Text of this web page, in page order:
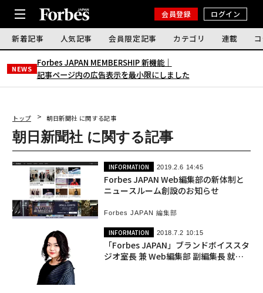
会員登録 ログイン
新着記事 人気記事 会員限定記事 カテゴリ 連載
NEWS
Forbes JAPAN MEMBERSHIP 新機能｜
記事ページ内の広告表示を最小限にしました
トップ 朝日新聞社 に関する記事
朝日新聞社 に関する記事
INFORMATION 2019.2.6 14:45
Forbes JAPAN Web編集部の新体制と
ニュースルーム創設のお知らせ
Forbes JAPAN 編集部
INFORMATION 2018.7.2 10:15
「Forbes JAPAN」ブランドボイススタ
ジオ室長 兼 Web編集部 副編集長 就任